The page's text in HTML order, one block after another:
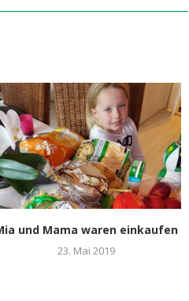
und Mama waren einkaufen
23. Mai 2019